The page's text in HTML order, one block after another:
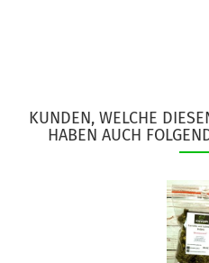
KUNDEN, WELCHE
HABEN AUCH